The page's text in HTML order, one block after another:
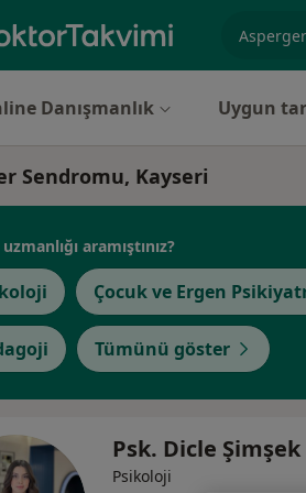
Danışmanlık Uygun
Sendromu, Kayseri
aramıştınız?
Çocuk ve Ergen
Tümünü göster
Psk. Dicle Şimşek
Psikoloji